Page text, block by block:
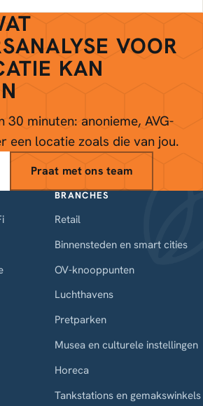
VOOR
KAN
30 minuten: anonieme, AVG-
een locatie zoals die van jou.
Praat met ons team
BRANCHES
Retail
Binnensteden en smart cities
OV-knooppunten
Luchthavens
Pretparken
Musea en culturele instellingen
Horeca
Tankstations en gemakswinkels